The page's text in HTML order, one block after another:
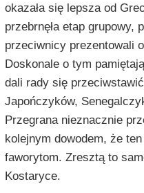
okazała się lepsza od
przebrnęła etap grupowy,
przeciwnicy prezentowali
Doskonale o tym
dali rady się
Japończyków,
Przegrana nieznacznie
kolejnym dowodem, że
faworytom. Zresztą to
Kostaryce.